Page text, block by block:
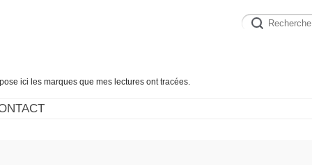
ici les marques que mes lectures ont tracées.